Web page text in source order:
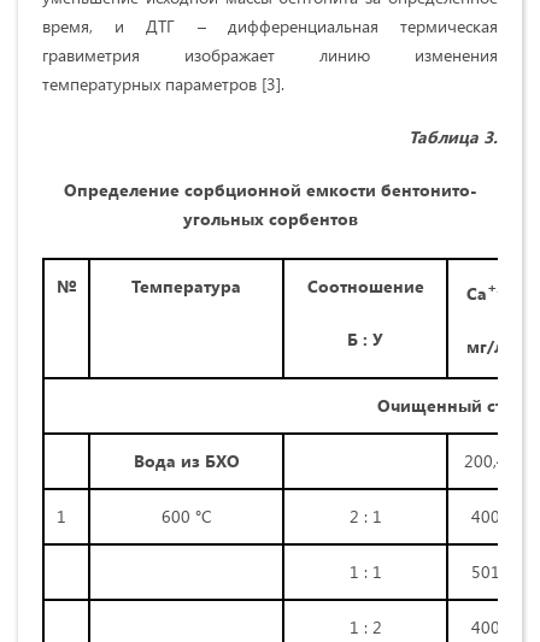
время, и ДТГ – дифференциальная термическая
гравиметрия изображает линию изменения
температурных параметров [3].
Таблица 3.
Определение сорбционной емкости бентонито-
угольных сорбентов
№ Температура Соотношение
Б : У
Са+2
мг/л
Очищенный сток
Вода из БХО 200,4
1 600 °С 2 : 1 400
1 : 1 501
1 : 2 400